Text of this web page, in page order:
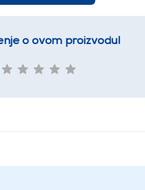
o ovom proizvodu!